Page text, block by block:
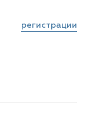
регистрации